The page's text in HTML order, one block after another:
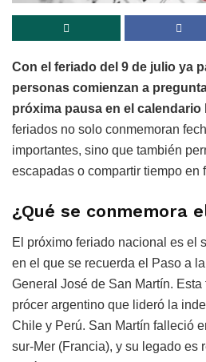
Con el feriado del 9 de julio ya
personas comienzan a
próxima pausa en el calendario
feriados no solo conmemoran
importantes, sino que también
escapadas o compartir tiempo en
¿Qué se conmemora
El próximo feriado nacional es el
en el que se recuerda el Paso a
General José de San Martín. Esta
prócer argentino que lideró la
Chile y Perú. San Martín falleció
sur-Mer (Francia), y su legado es